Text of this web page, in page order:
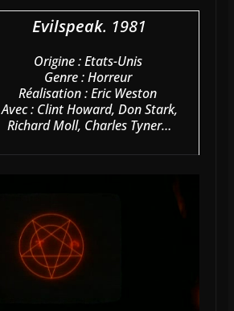
Evilspeak. 1981
Origine : Etats-Unis
Genre : Horreur
Réalisation : Eric Weston
Avec : Clint Howard, Don Stark,
Richard Moll, Charles Tyner…